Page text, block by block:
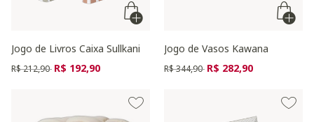
Jogo de Livros Caixa Sullkani
Preço reduzido de
R$ 212,90 para
R$ 192,90
Jogo de Vasos Kawana
Preço reduzido de
R$ 344,90 para
R$ 282,90